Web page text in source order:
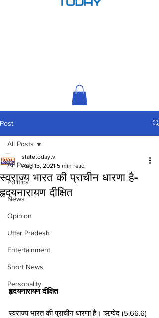
Post
All Posts
Politics
News
Opinion
Uttar Pradesh
Entertainment
Short News
Personality
All Posts
स्वराज्य भारत की प्राचीन धारणा है-
हृदयनारायण दीक्षित
statetodaytv
Aug 15, 2021 5 min read
हृदयनारायण दीक्षित
स्वराज्य भारत की प्राचीन धारणा है। ऋग्वेद (5.66.6)